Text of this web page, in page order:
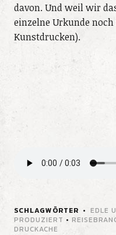
davon. Und weil wir
einzelne Urkunde
Kunstdrucken).
SCHLAGWÖRTER EDLE
PRODUZIERT •
DRUCKACHE